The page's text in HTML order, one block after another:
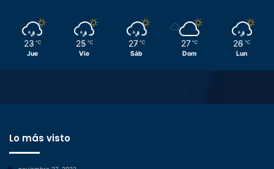
23 ℃
Jue
25 ℃
Vie
27 ℃
Sáb
27 ℃
Dom
26 ℃
Lun
Lo más visto